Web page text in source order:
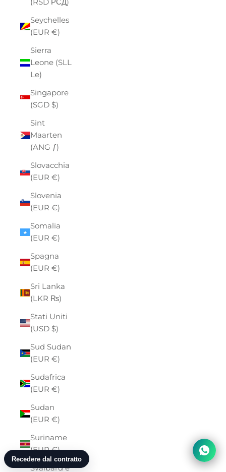
Seychelles
(EUR €)
Sierra
Leone (SLL
Le)
Singapore
(SGD $)
Sint
Maarten
(ANG ƒ)
Slovacchia
(EUR €)
Slovenia
(EUR €)
Somalia
(EUR €)
Spagna
(EUR €)
Sri Lanka
(LKR ₨)
Stati Uniti
(USD $)
Sud Sudan
(EUR €)
Sudafrica
(EUR €)
Sudan
(EUR €)
Suriname
(EUR €)
Svalbard e